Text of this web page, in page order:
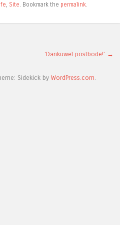
Site . Bookmark the permalink
‘Dankuwel postbode!’ →
Sidekick byWordPress.com